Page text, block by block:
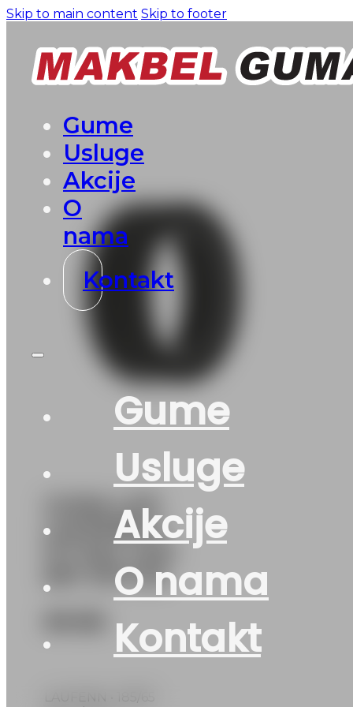
Skip to main content Skip to footer
Gume
Usluge
Akcije
O
nama
Kontakt
Gume
Usluge
Akcije
O nama
Kontakt
GUMA LJ/P
LAUFENN G
88T DOT:26